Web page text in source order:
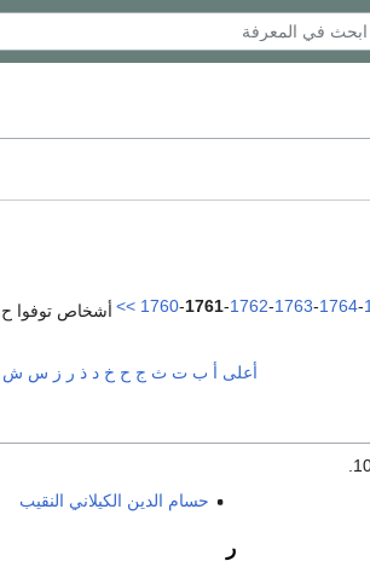
1760-1761-1762-1763-1764-
>> أشخاص توفوا ح.
أعلى أ ب ت ث ج ح خ د ذ ر ز س ش
حسام الدين الكيلاني النقيب
ر